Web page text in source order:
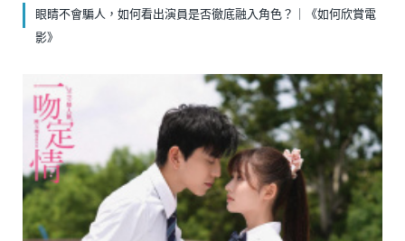
眼睛不會騙人，如何看出演員是否徹底融入角色？｜《如何欣賞電
影》